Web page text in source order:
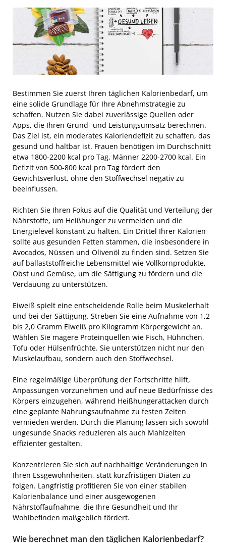
Bestimmen Sie zuerst Ihren täglichen Kalorienbedarf, um
eine solide Grundlage für Ihre Abnehmstrategie zu
schaffen. Nutzen Sie dabei zuverlässige Quellen oder
Apps, die Ihren Grund- und Leistungsumsatz berechnen.
Das Ziel ist, ein moderates Kaloriendefizit zu schaffen, das
gesund und haltbar ist. Frauen benötigen im Durchschnitt
etwa 1800-2200 kcal pro Tag, Männer 2200-2700 kcal. Ein
Defizit von 500-800 kcal pro Tag fördert den
Gewichtsverlust, ohne den Stoffwechsel negativ zu
beeinflussen.
Richten Sie Ihren Fokus auf die Qualität und Verteilung der
Nährstoffe, um Heißhunger zu vermeiden und die
Energielevel konstant zu halten. Ein Drittel Ihrer Kalorien
sollte aus gesunden Fetten stammen, die insbesondere in
Avocados, Nüssen und Olivenöl zu finden sind. Setzen Sie
auf ballaststoffreiche Lebensmittel wie Vollkornprodukte,
Obst und Gemüse, um die Sättigung zu fördern und die
Verdauung zu unterstützen.
Eiweiß spielt eine entscheidende Rolle beim Muskelerhalt
und bei der Sättigung. Streben Sie eine Aufnahme von 1,2
bis 2,0 Gramm Eiweiß pro Kilogramm Körpergewicht an.
Wählen Sie magere Proteinquellen wie Fisch, Hühnchen,
Tofu oder Hülsenfrüchte. Sie unterstützen nicht nur den
Muskelaufbau, sondern auch den Stoffwechsel.
Eine regelmäßige Überprüfung der Fortschritte hilft,
Anpassungen vorzunehmen und auf neue Bedürfnisse des
Körpers einzugehen, während Heißhungerattacken durch
eine geplante Nahrungsaufnahme zu festen Zeiten
vermieden werden. Durch die Planung lassen sich sowohl
ungesunde Snacks reduzieren als auch Mahlzeiten
effizienter gestalten.
Konzentrieren Sie sich auf nachhaltige Veränderungen in
Ihren Essgewohnheiten, statt kurzfristigen Diäten zu
folgen. Langfristig profitieren Sie von einer stabilen
Kalorienbalance und einer ausgewogenen
Nährstoffaufnahme, die Ihre Gesundheit und Ihr
Wohlbefinden maßgeblich fördert.
Wie berechnet man den täglichen Kalorienbedarf?